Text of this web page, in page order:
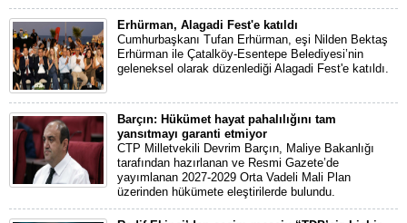
Erhürman, Alagadi Fest'e katıldı
Cumhurbaşkanı Tufan Erhürman, eşi Nilden Bektaş
Erhürman ile Çatalköy-Esentepe Belediyesi’nin
geleneksel olarak düzenlediği Alagadi Fest'e katıldı.
Barçın: Hükümet hayat pahalılığını tam
yansıtmayı garanti etmiyor
CTP Milletvekili Devrim Barçın, Maliye Bakanlığı
tarafından hazırlanan ve Resmi Gazete’de
yayımlanan 2027-2029 Orta Vadeli Mali Plan
üzerinden hükümete eleştirilerde bulundu.